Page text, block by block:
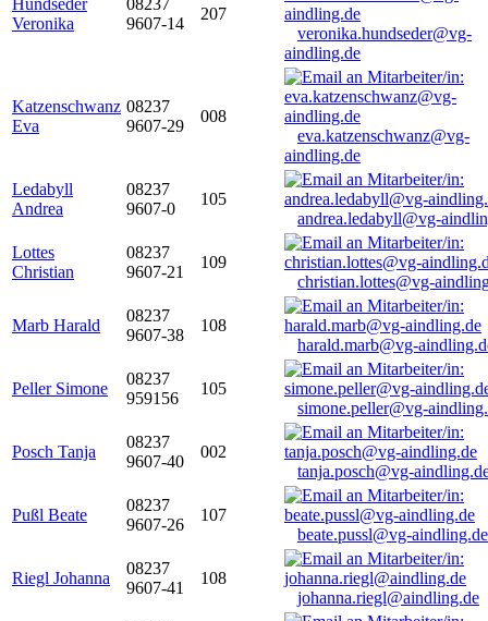
Hundseder
Veronika
08237
9607-14
207
veronika.hundseder@vg-
aindling.de
Katzenschwanz
Eva
08237
9607-29
008
eva.katzenschwanz@vg-
aindling.de
Ledabyll
Andrea
08237
9607-0
105
andrea.ledabyll@vg-
Lottes
Christian
08237
9607-21
109
christian.lottes@vg-
Marb Harald
08237
9607-38
108
harald.marb@vg-
Peller Simone
08237
959156
105
simone.peller@vg-
Posch Tanja
08237
9607-40
002
tanja.posch@vg-
Pußl Beate
08237
9607-26
107
beate.pussl@vg-aindling.de
Riegl Johanna
08237
9607-41
108
johanna.riegl@aindling.de